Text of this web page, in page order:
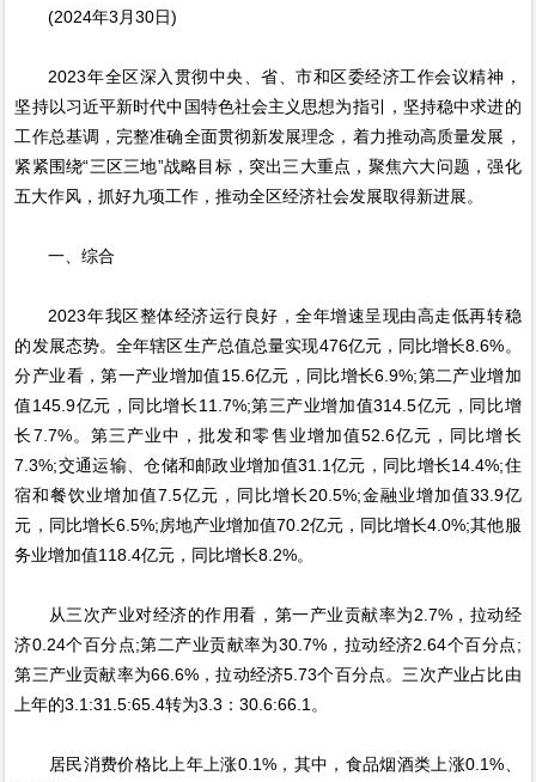
(2024年3月30日)
2023年全区深入贯彻中央、省、市和区委经济工作会议精神，
坚持以习近平新时代中国特色社会主义思想为指引，坚持稳中求进的
工作总基调，完整准确全面贯彻新发展理念，着力推动高质量发展，
紧紧围绕“三区三地”战略目标，突出三大重点，聚焦六大问题，强化
五大作风，抓好九项工作，推动全区经济社会发展取得新进展。
一、综合
2023年我区整体经济运行良好，全年增速呈现由高走低再转稳
的发展态势。全年辖区生产总值总量实现476亿元，同比增长8.6%。
分产业看，第一产业增加值15.6亿元，同比增长6.9%;第二产业增加
值145.9亿元，同比增长11.7%;第三产业增加值314.5亿元，同比增
长7.7%。第三产业中，批发和零售业增加值52.6亿元，同比增长
7.3%;交通运输、仓储和邮政业增加值31.1亿元，同比增长14.4%;住
宿和餐饮业增加值7.5亿元，同比增长20.5%;金融业增加值33.9亿
元，同比增长6.5%;房地产业增加值70.2亿元，同比增长4.0%;其他服
务业增加值118.4亿元，同比增长8.2%。
从三次产业对经济的作用看，第一产业贡献率为2.7%，拉动经
济0.24个百分点;第二产业贡献率为30.7%，拉动经济2.64个百分点;
第三产业贡献率为66.6%，拉动经济5.73个百分点。三次产业占比由
上年的3.1:31.5:65.4转为3.3：30.6:66.1。
居民消费价格比上年上涨0.1%，其中，食品烟酒类上涨0.1%、